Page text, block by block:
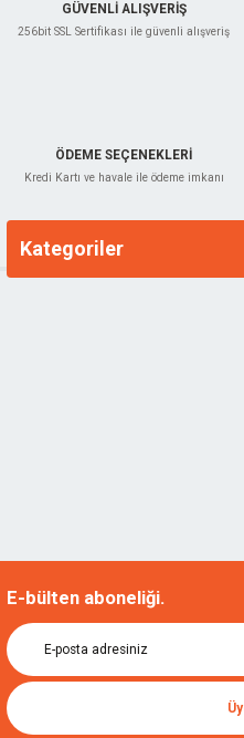
GÜVENLİ ALIŞVERİŞ
256bit SSL Sertifikası ile güvenli alışveriş
ÖDEME SEÇENEKLERİ
Kredi Kartı ve havale ile ödeme imkanı
Kategoriler
Markalar
E-bülten aboneliği.